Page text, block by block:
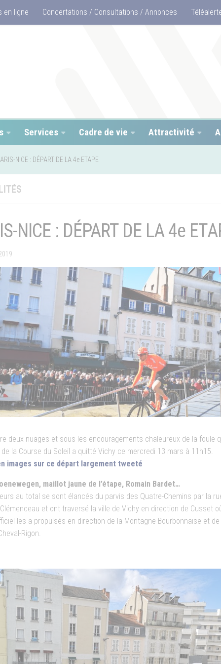
en ligne Concertations / Consultations / Annonces
Services Cadre de vie Attractivité
NICE : DÉPART DE LA 4e ETAPE
NICE : DÉPART DE LA 4e
deux nuages et sous les encouragements chaleureux de la foule
la Course du Soleil a quitté Vichy ce mercredi 13 mars à 11h15.
images sur ce départ largement tweeté
maillot jaune de l’étape, Romain Bardet…
au total se sont élancés du parvis des Quatre-Chemins par la
et ont traversé la ville de Vichy en direction de Cusset
les a propulsés en direction de la Montagne Bourbonnaise et de
Rigon.